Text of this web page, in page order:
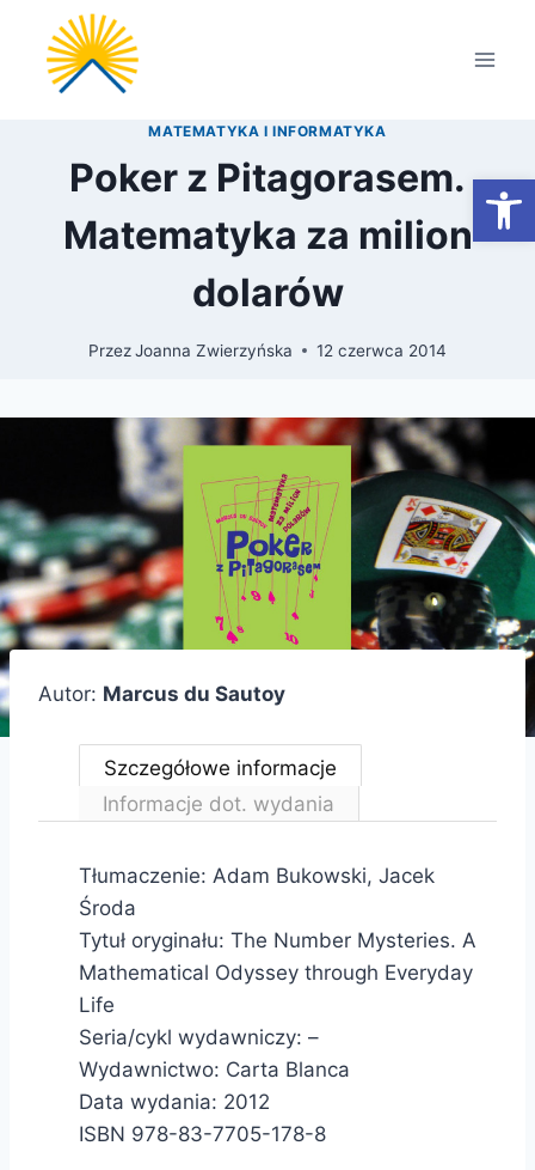
Przejdź
treści
MATEMATYKA I INFORMATYKA
Poker z Pitagorasem.
Matematyka za milion
dolarów
PrzezJoanna Zwierzyńska 12 czerwca 2014
Autor: Marcus du Sautoy
Szczegółowe informacje
Informacje dot. wydania
Tłumaczenie: Adam Bukowski, Jacek
Środa
Tytuł oryginału: The Number Mysteries. A
Mathematical Odyssey through Everyday
Life
Seria/cykl wydawniczy: –
Wydawnictwo: Carta Blanca
Data wydania: 2012
ISBN 978-83-7705-178-8